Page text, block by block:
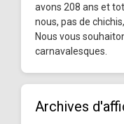
avons 208 ans et
nous, pas de
Nous vous
carnavalesques.
Archives